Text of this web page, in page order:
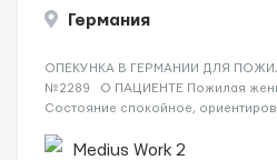
Германия
ОПЕКУНКА В ГЕРМАНИИ ДЛЯ
№2289 О ПАЦИЕНТЕ Пожилая
Состояние спокойное,
уход, помощь с личной гигиеной,
Medius Work 2